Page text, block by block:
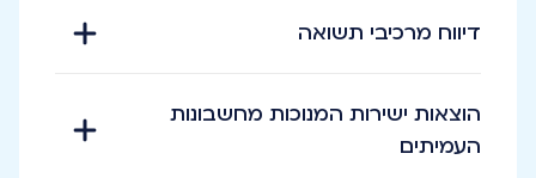
דיווח מרכיבי תשואה
הוצאות ישירות המנוכות מחשבונות
העמיתים